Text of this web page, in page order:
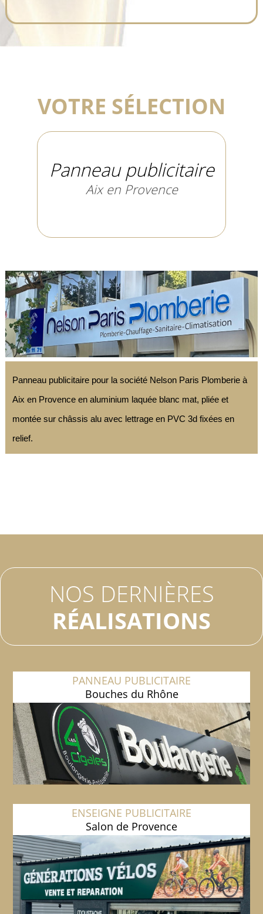
VOTRE SÉLECTION
Panneau publicitaire
Aix en Provence
Panneau publicitaire pour la société Nelson Paris Plomberie à
Aix en Provence en aluminium laquée blanc mat, pliée et
montée sur châssis alu avec lettrage en PVC 3d fixées en
relief.
NOS DERNIÈRES
RÉALISATIONS
PANNEAU PUBLICITAIRE
Bouches du Rhône
ENSEIGNE PUBLICITAIRE
Salon de Provence